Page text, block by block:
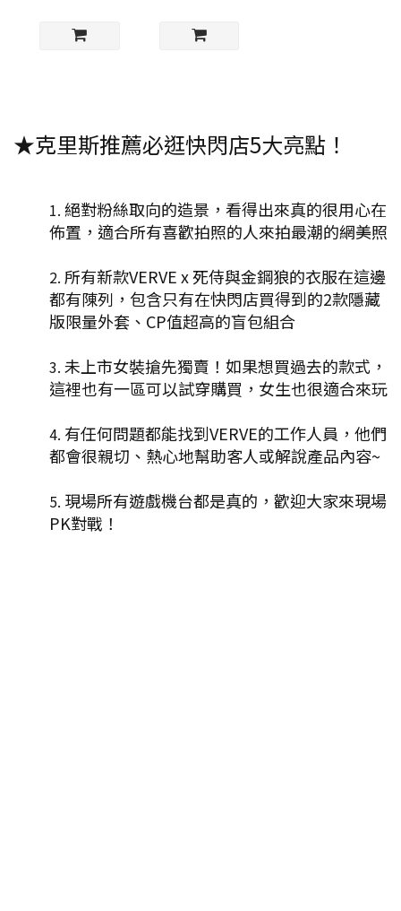
★克里斯推薦必逛快閃店5大亮點！
絕對粉絲取向的造景，看得出來真的很用心在
佈置，適合所有喜歡拍照的人來拍最潮的網美照
所有新款VERVE x 死侍與金鋼狼的衣服在這邊
都有陳列，包含只有在快閃店買得到的2款隱藏
版限量外套、CP值超高的盲包組合
未上市女裝搶先獨賣！如果想買過去的款式，
這裡也有一區可以試穿購買，女生也很適合來玩
有任何問題都能找到VERVE的工作人員，他們
都會很親切、熱心地幫助客人或解說產品內容~
現場所有遊戲機台都是真的，歡迎大家來現場
PK對戰！